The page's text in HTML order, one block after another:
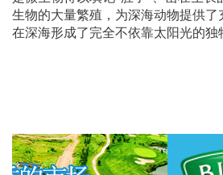
生物的大量繁殖，为深海动物提供
在深海形成了完全不依靠太阳光的独